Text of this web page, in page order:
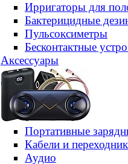
Ирригаторы для
Бактерицидные
Пульсоксиметры
Бесконтактные
Аксессуары
Портативные
Кабели и
Аудио